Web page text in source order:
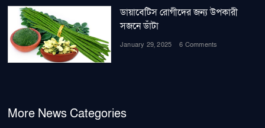
ডায়াবেটিস রোগীদের জন্য উপকারী
সজনে ডাঁটা
January 29, 2025 6 Comments
More News Categories